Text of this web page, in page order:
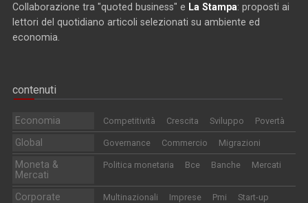
Collaborazione tra "quoted business" e La Stampa: proposti ai
lettori del quotidiano articoli selezionati su ambiente ed
economia.
contenuti
Economia Competitività Crescita Sviluppo Povertà
Global Governance Commercio Migrazioni
Moneta &
Mercati
Politica monetaria Bce Banche Mercati
Corporate Multinazionali Imprese Pmi Start-up